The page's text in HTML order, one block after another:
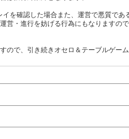
を確認した場合また、運営で悪質であ
・進行を妨げる行為にもなりますの
で、引き続きオセロ＆テーブルゲー